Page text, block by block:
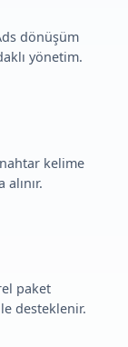
dönüşüm
yönetim.
kelime
paket
desteklenir.